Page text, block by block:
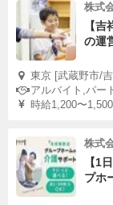
株式
【
の運
東京 [武蔵野市/
アルバイト,パー
時給1,200〜
株式
【1
プホ